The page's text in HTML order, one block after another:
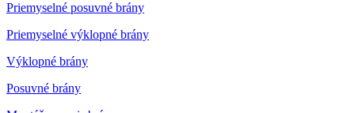
Priemyselné posuvné brány
Priemyselné výklopné brány
Výklopné brány
Posuvné brány